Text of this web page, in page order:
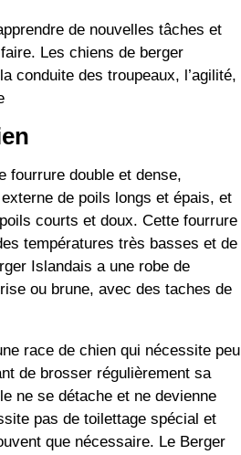
de nouvelles tâches et
Les chiens de berger
conduite des troupeaux, l’agilité,
fourrure double et dense,
de poils longs et épais, et
courts et doux. Cette fourrure
températures très basses et de
Islandais a une robe de
ou brune, avec des taches de
race de chien qui nécessite peu
de brosser régulièrement sa
ne se détache et ne devienne
pas de toilettage spécial et
que nécessaire. Le Berger